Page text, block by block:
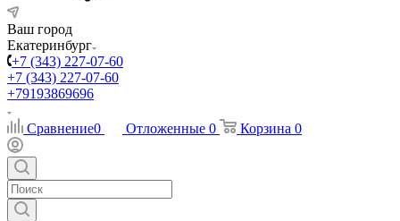
Ваш город
Екатеринбург
+7 (343) 227-07-60
+7 (343) 227-07-60
+79193869696
Сравнение0 Отложенные 0 Корзина 0